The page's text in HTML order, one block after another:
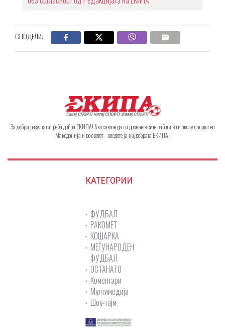
СПОДЕЛИ:
За добри резултати треба добра ЕКИПА! Ако сакате да ги дознаете сите работи во и околу спортот во
Македонија и во светот – следете ја најдобрата ЕКИПА!
КАТЕГОРИИ
ФУДБАЛ
РАКОМЕТ
КОШАРКА
МЕЃУНАРОДЕН
ФУДБАЛ
ОСТАНАТО
Коментари
Мултимедија
Шоу-тајм